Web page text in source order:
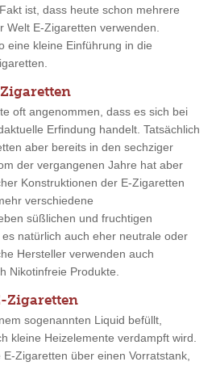
ist, dass heute schon mehrere
Welt E-Zigaretten verwenden.
eine kleine Einführung in die
oft angenommen, dass es sich bei
Erfindung handelt. Tatsächlich
aber bereits in den sechziger
der vergangenen Jahre hat aber
Konstruktionen der E-Zigaretten
verschiedene
süßlichen und fruchtigen
natürlich auch eher neutrale oder
Hersteller verwenden auch
Nikotinfreie Produkte.
Zigaretten
sogenannten Liquid befüllt,
kleine Heizelemente verdampft wird.
Zigaretten über einen Vorratstank,